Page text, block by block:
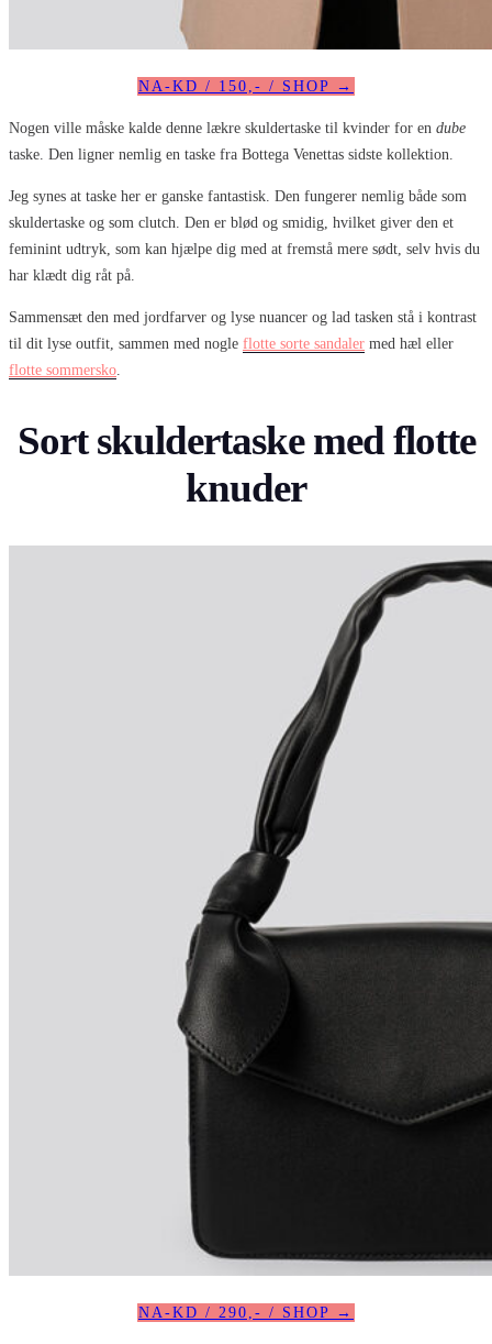
NA-KD / 150,- / SHOP →
Nogen ville måske kalde denne lækre skuldertaske til kvinder for en dube
taske. Den ligner nemlig en taske fra Bottega Venettas sidste kollektion.
Jeg synes at taske her er ganske fantastisk. Den fungerer nemlig både som
skuldertaske og som clutch. Den er blød og smidig, hvilket giver den et
feminint udtryk, som kan hjælpe dig med at fremstå mere sødt, selv hvis du
har klædt dig råt på.
Sammensæt den med jordfarver og lyse nuancer og lad tasken stå i kontrast
til dit lyse outfit, sammen med nogle flotte sorte sandaler med hæl eller
flotte sommersko
Sort skuldertaske med flotte
knuder
NA-KD / 290,- / SHOP →